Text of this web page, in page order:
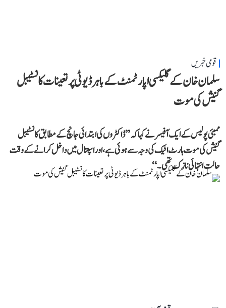
قومی خبریں
سلمان خان کے گلیکسی اپارٹمنٹ کے باہر ڈیوٹی پر تعینات کانسٹیبل
گنیش کی موت
ممبئی پولیس کے ایک آفیسر نے کہا کہ ’’ڈاکٹروں کی ابتدائی جانچ کے مطابق کانسٹیبل
گنیش کی موت ہارٹ اٹیک کی وجہ سے ہوئی ہے، اور اسپتال میں داخل کرانے کے وقت
حالت انتہائی نازک تھی۔‘‘